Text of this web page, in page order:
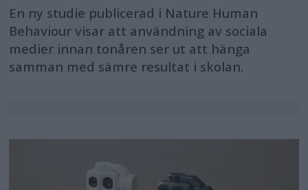
En ny studie publicerad i Nature Human
Behaviour visar att användning av sociala
medier innan tonåren ser ut att hänga
samman med sämre resultat i skolan.